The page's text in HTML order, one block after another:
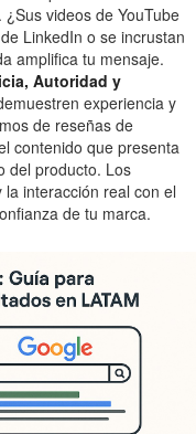
videos de YouTube
LinkedIn o se incrustan
amplifica tu mensaje.
Autoridad y
experiencia y
de reseñas de
contenido que presenta
del producto. Los
interacción real con el
de tu marca.